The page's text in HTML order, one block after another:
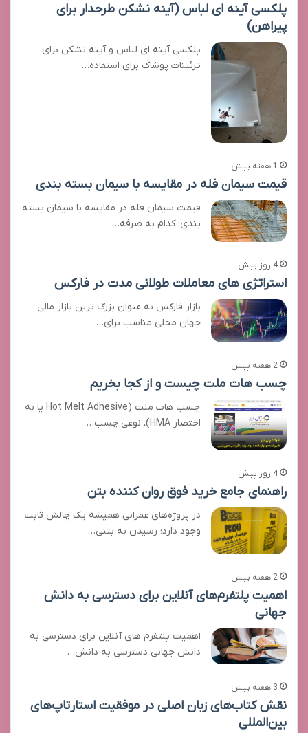
پلکسی آینه ای لباس (آینه نشکن طرحدار برای
پیراهن)
پلکسی آینه ای لباس و آینه نشکن برای
تزئینات پوشاک برای استفاده…
1 هفته پیش
قیمت سیمان فله در مقایسه با سیمان بسته بندی
قیمت سیمان فله در مقایسه با سیمان بسته
بندی: کدام به صرفه…
4 روز پیش
استراتژی های معاملات طولانی مدت در فارکس
بازار فارکس به عنوان بزرگ ترین بازار مالی
جهان محلی مناسب برای…
2 هفته پیش
چسب هات ملت چیست و از کجا بخریم
چسب هات ملت (Hot Melt Adhesive یا به
اختصار HMA)، نوعی چسب…
4 روز پیش
راهنمای جامع خرید فوق روان کننده بتن
در پروژه‌های عمرانی همیشه یک چالش ثابت
وجود دارد؛ رسیدن به بتنی…
2 هفته پیش
اهمیت پلتفرم‌های آنلاین برای دسترسی به دانش
جهانی
اهمیت پلتفرم های آنلاین برای دسترسی به
دانش جهانی دسترسی به دانش…
3 هفته پیش
نقش کتاب‌های زبان اصلی در موفقیت استارتاپ‌های
بین‌المللی